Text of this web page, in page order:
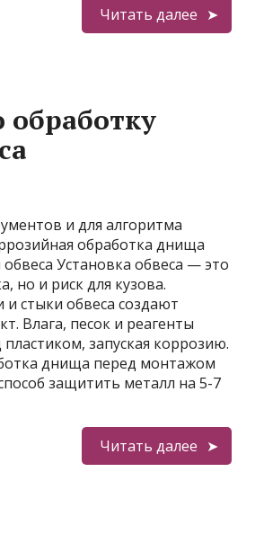
Читать далее
обработку
и для алгоритма
обработка днища
Установка обвеса — это
но и риск для кузова.
стыки обвеса создают
Влага, песок и реагенты
запуская коррозию.
днища перед монтажом
защитить металл на 5-7
Читать далее